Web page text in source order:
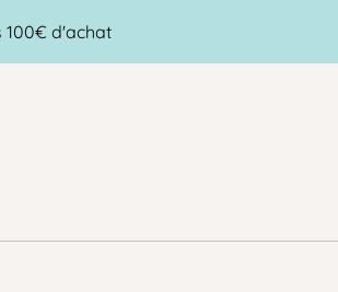
100€ d'achat